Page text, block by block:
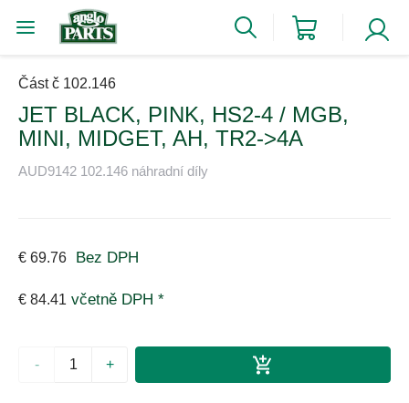
Část č 102.146
JET BLACK, PINK, HS2-4 / MGB,
MINI, MIDGET, AH, TR2->4A
AUD9142 102.146 náhradní díly
€ 69.76 Bez DPH
€ 84.41 včetně DPH *
- +